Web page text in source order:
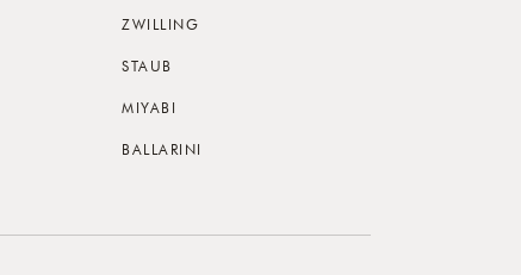
ZWILLING
STAUB
MIYABI
BALLARINI